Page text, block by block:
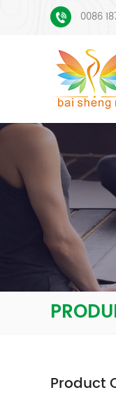
0086
Product